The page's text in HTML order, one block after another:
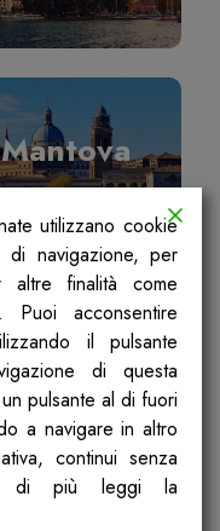
Mantova
Pavia
Olona
utilizzano cookie
navigazione, per
finalità come
Puoi acconsentire
il pulsante
di questa
pulsante al di fuori
a navigare in altro
continui senza
di più leggi la